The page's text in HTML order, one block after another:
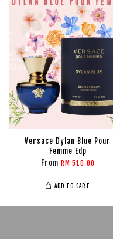
Versace Dylan Blue Pour
Femme Edp
From RM 510.00
ADD TO CART